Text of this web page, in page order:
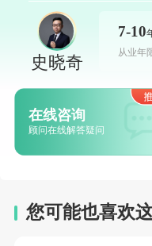
首批三所德国精英
慕尼黑工业大学
联盟的成员。
同时，慕尼黑工
三、卡尔斯鲁
史晓奇
7-10
从业年
在线咨询
顾问在线解答疑问
您可能也喜欢